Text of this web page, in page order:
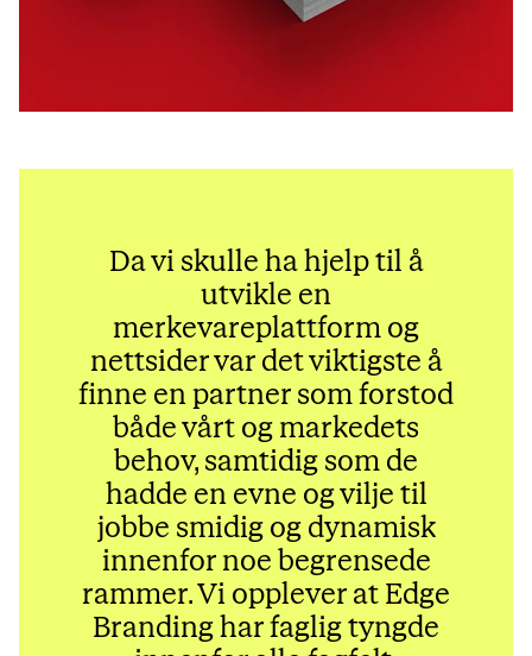
Da vi skulle ha hjelp til å
utvikle en
merkevareplattform og
nettsider var det viktigste å
finne en partner som forstod
både vårt og markedets
behov, samtidig som de
hadde en evne og vilje til
jobbe smidig og dynamisk
innenfor noe begrensede
rammer. Vi opplever at Edge
Branding har faglig tyngde